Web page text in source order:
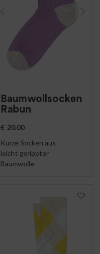
Baumwollsocken
Rabun
€ 20.00
Kurze Socken aus
leicht gerippter
Baumwolle